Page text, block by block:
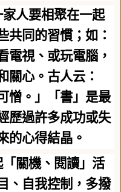
人要相聚在一起
共同的習慣；如：
電視、或玩電腦，
關心。古人云：
憎。」「書」是最
歷過許多成功或失
的心得結晶。
關機、閱讀」活
、自我控制，多撥